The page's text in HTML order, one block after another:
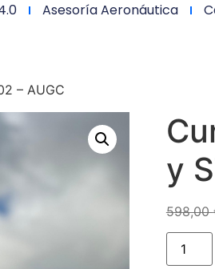
Asesoría Aeronáutica
– AUGC
y
598,00